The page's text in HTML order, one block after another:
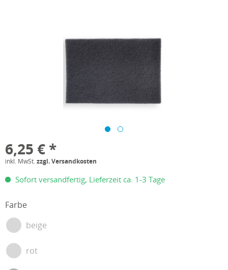
6,25 € *
inkl. MwSt.zzgl. Versandkosten
Sofort versandfertig, Lieferzeit ca. 1-3 Tage
Farbe
beige
rot